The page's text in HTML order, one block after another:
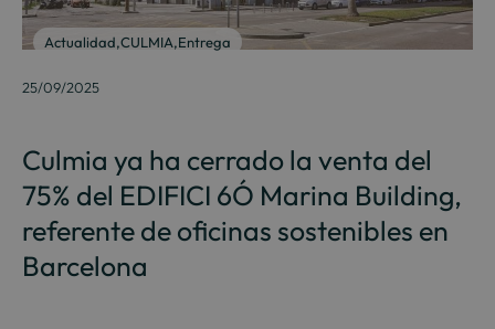
Actualidad,CULMIA,Entrega
25/09/2025
Culmia ya ha cerrado la venta del
75% del EDIFICI 6Ó Marina Building,
referente de oficinas sostenibles en
Barcelona